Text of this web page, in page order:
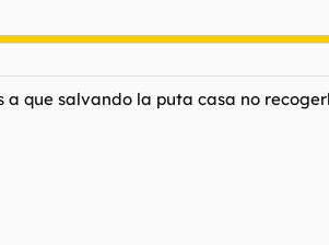
a que salvando la puta casa no